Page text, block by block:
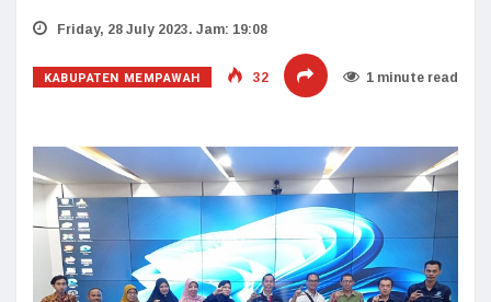
Friday, 28 July 2023. Jam: 19:08
KABUPATEN MEMPAWAH 32 1 minute read